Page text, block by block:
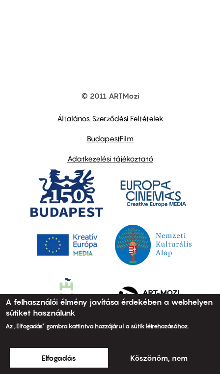
© 2011 ARTMozi
Általános Szerződési Feltételek
BudapestFilm
Adatkezelési tájékoztató
A felhasználói élmény javítása érdekében a webhelyen
sütiket használunk
Az „Elfogadás” gombra kattintva hozzájárul a sütik létrehozásához.
Elfogadás Köszönöm, nem